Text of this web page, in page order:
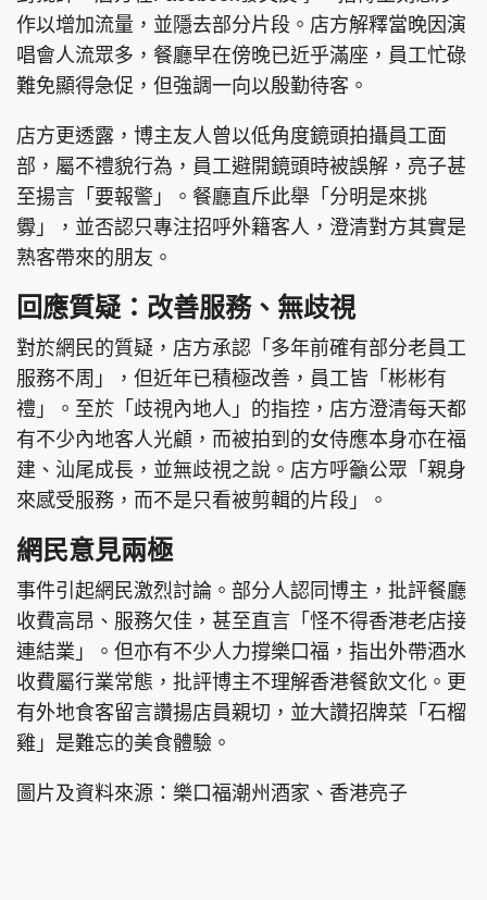
作以增加流量，並隱去部分片段。店方解釋當晚因演
唱會人流眾多，餐廳早在傍晚已近乎滿座，員工忙碌
難免顯得急促，但強調一向以殷勤待客。
店方更透露，博主友人曾以低角度鏡頭拍攝員工面
部，屬不禮貌行為，員工避開鏡頭時被誤解，亮子甚
至揚言「要報警」。餐廳直斥此舉「分明是來挑
釁」，並否認只專注招呼外籍客人，澄清對方其實是
熟客帶來的朋友。
回應質疑：改善服務、無歧視
對於網民的質疑，店方承認「多年前確有部分老員工
服務不周」，但近年已積極改善，員工皆「彬彬有
禮」。至於「歧視內地人」的指控，店方澄清每天都
有不少內地客人光顧，而被拍到的女侍應本身亦在福
建、汕尾成長，並無歧視之說。店方呼籲公眾「親身
來感受服務，而不是只看被剪輯的片段」。
網民意見兩極
事件引起網民激烈討論。部分人認同博主，批評餐廳
收費高昂、服務欠佳，甚至直言「怪不得香港老店接
連結業」。但亦有不少人力撐樂口福，指出外帶酒水
收費屬行業常態，批評博主不理解香港餐飲文化。更
有外地食客留言讚揚店員親切，並大讚招牌菜「石榴
雞」是難忘的美食體驗。
圖片及資料來源：樂口福潮州酒家、香港亮子